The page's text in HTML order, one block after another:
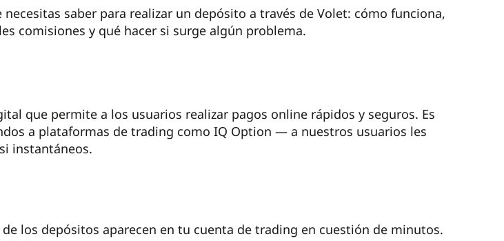
saber para realizar un depósito a través de Volet: cómo funciona,
comisiones y qué hacer si surge algún problema.
que permite a los usuarios realizar pagos online rápidos y seguros. Es
a plataformas de trading como IQ Option — a nuestros usuarios les
instantáneos.
de los depósitos aparecen en tu cuenta de trading en cuestión de minutos.